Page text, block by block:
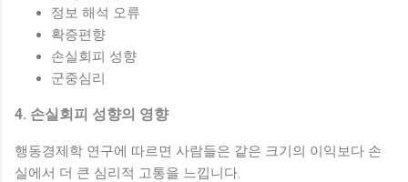
정보 해석 오류
확증편향
손실회피 성향
군중심리
4. 손실회피 성향의 영향
행동경제학 연구에 따르면 사람들은 같은 크기의 이익보다 손
실에서 더 큰 심리적 고통을 느낍니다.